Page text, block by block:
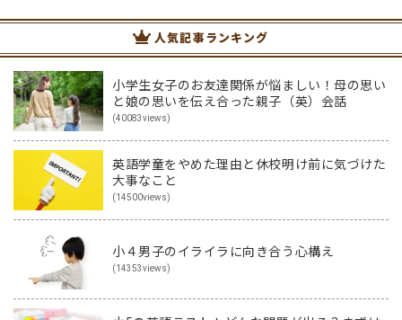
人気記事ランキング
小学生女子のお友達関係が悩ましい！母の思い
と娘の思いを伝え合った親子（英）会話
(40083views)
英語学童をやめた理由と休校明け前に気づけた
大事なこと
(14500views)
小４男子のイライラに向き合う心構え
(14353views)